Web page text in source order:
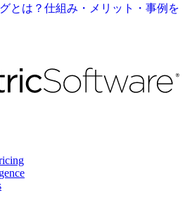
とは？仕組み・メリット・事例を